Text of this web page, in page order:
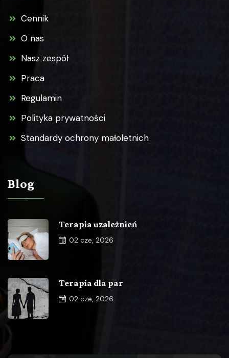
Cennik
O nas
Nasz zespół
Praca
Regulamin
Polityka prywatności
Standardy ochrony małoletnich
Blog
Terapia uzależnień
02 cze, 2026
Terapia dla par
02 cze, 2026